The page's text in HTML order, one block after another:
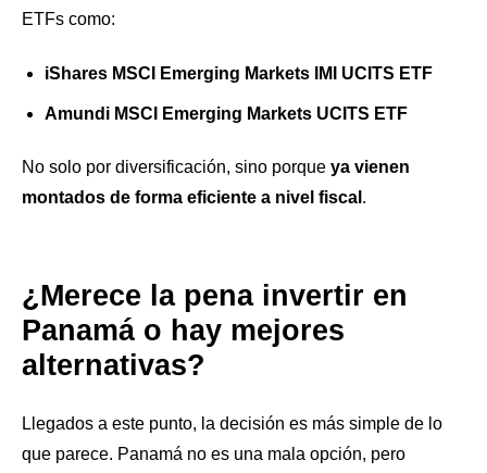
ETFs como:
iShares MSCI Emerging Markets IMI UCITS ETF
Amundi MSCI Emerging Markets UCITS ETF
No solo por diversificación, sino porque ya vienen
montados de forma eficiente a nivel fiscal .
¿Merece la pena invertir en
Panamá o hay mejores
alternativas?
Llegados a este punto, la decisión es más simple de lo
que parece. Panamá no es una mala opción, pero